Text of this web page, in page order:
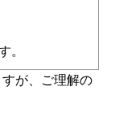
。
が、ご理解の